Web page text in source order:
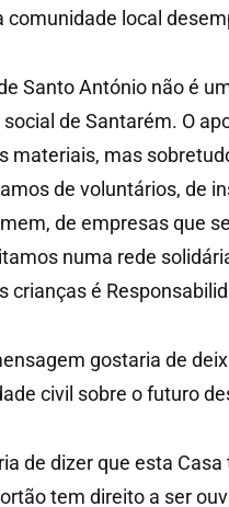
comunidade local
Santo António não é
de Santarém. O
materiais, mas
de voluntários, de
de empresas que
numa rede
crianças é
gostaria de
civil sobre o futuro
de dizer que esta
tem direito a ser